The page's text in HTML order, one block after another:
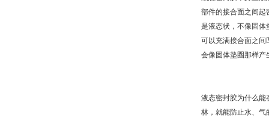
部件的接合面之间起
是液态状，不像固体
可以充满接合面之间
会像固体垫圈那样产
液态密封胶为什么能
林，就能防止水、气